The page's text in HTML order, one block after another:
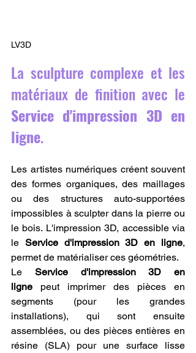
LV3D
La sculpture complexe et les
Service d'impression 3D en
ligne.
Les artistes numériques créent souvent
des formes organiques, des maillages
ou des structures auto-supportées
impossibles à sculpter dans la pierre ou
le bois. L'impression 3D, accessible via
le Service d'impression 3D en ligne,
permet de matérialiser ces géométries.
Le Service d'impression 3D en
ligne peut imprimer des pièces en
segments (pour les grandes
installations), qui sont ensuite
assemblées, ou des pièces entières en
résine (SLA) pour une surface lisse